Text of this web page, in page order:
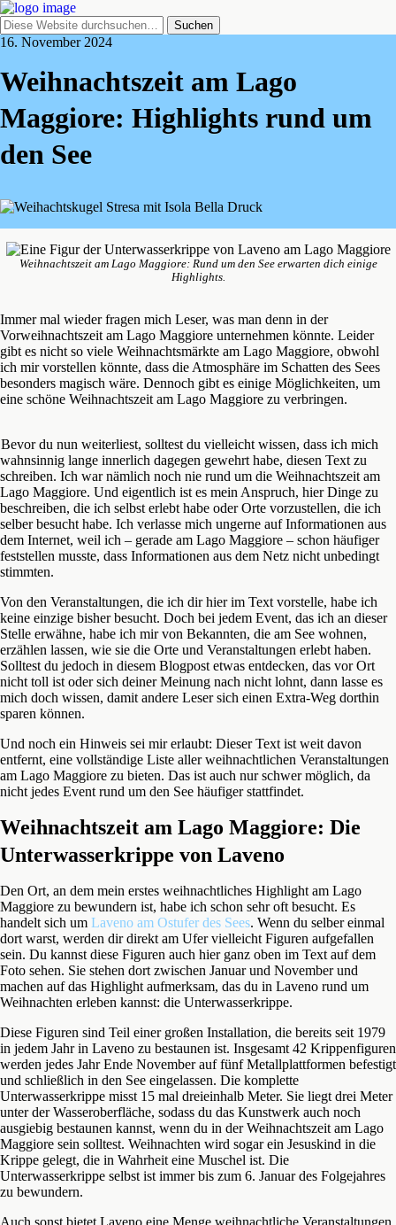
16. November 2024
Weihnachtszeit am Lago
Maggiore: Highlights rund um
den See
Weihnachtszeit am Lago Maggiore: Rund um den See erwarten dich einige
Highlights.
Immer mal wieder fragen mich Leser, was man denn in der
Vorweihnachtszeit am Lago Maggiore unternehmen könnte. Leider
gibt es nicht so viele Weihnachtsmärkte am Lago Maggiore, obwohl
ich mir vorstellen könnte, dass die Atmosphäre im Schatten des Sees
besonders magisch wäre. Dennoch gibt es einige Möglichkeiten, um
eine schöne Weihnachtszeit am Lago Maggiore zu verbringen.
Bevor du nun weiterliest, solltest du vielleicht wissen, dass ich mich
wahnsinnig lange innerlich dagegen gewehrt habe, diesen Text zu
schreiben. Ich war nämlich noch nie rund um die Weihnachtszeit am
Lago Maggiore. Und eigentlich ist es mein Anspruch, hier Dinge zu
beschreiben, die ich selbst erlebt habe oder Orte vorzustellen, die ich
selber besucht habe. Ich verlasse mich ungerne auf Informationen aus
dem Internet, weil ich – gerade am Lago Maggiore – schon häufiger
feststellen musste, dass Informationen aus dem Netz nicht unbedingt
stimmten.
Von den Veranstaltungen, die ich dir hier im Text vorstelle, habe ich
keine einzige bisher besucht. Doch bei jedem Event, das ich an dieser
Stelle erwähne, habe ich mir von Bekannten, die am See wohnen,
erzählen lassen, wie sie die Orte und Veranstaltungen erlebt haben.
Solltest du jedoch in diesem Blogpost etwas entdecken, das vor Ort
nicht toll ist oder sich deiner Meinung nach nicht lohnt, dann lasse es
mich doch wissen, damit andere Leser sich einen Extra-Weg dorthin
sparen können.
Und noch ein Hinweis sei mir erlaubt: Dieser Text ist weit davon
entfernt, eine vollständige Liste aller weihnachtlichen Veranstaltungen
am Lago Maggiore zu bieten. Das ist auch nur schwer möglich, da
nicht jedes Event rund um den See häufiger stattfindet.
Weihnachtszeit am Lago Maggiore: Die
Unterwasserkrippe von Laveno
Den Ort, an dem mein erstes weihnachtliches Highlight am Lago
Maggiore zu bewundern ist, habe ich schon sehr oft besucht. Es
handelt sich um Laveno am Ostufer des Sees. Wenn du selber einmal
dort warst, werden dir direkt am Ufer vielleicht Figuren aufgefallen
sein. Du kannst diese Figuren auch hier ganz oben im Text auf dem
Foto sehen. Sie stehen dort zwischen Januar und November und
machen auf das Highlight aufmerksam, das du in Laveno rund um
Weihnachten erleben kannst: die Unterwasserkrippe.
Diese Figuren sind Teil einer großen Installation, die bereits seit 1979
in jedem Jahr in Laveno zu bestaunen ist. Insgesamt 42 Krippenfiguren
werden jedes Jahr Ende November auf fünf Metallplattformen befestigt
und schließlich in den See eingelassen. Die komplette
Unterwasserkrippe misst 15 mal dreieinhalb Meter. Sie liegt drei Meter
unter der Wasseroberfläche, sodass du das Kunstwerk auch noch
ausgiebig bestaunen kannst, wenn du in der Weihnachtszeit am Lago
Maggiore sein solltest. Weihnachten wird sogar ein Jesuskind in die
Krippe gelegt, die in Wahrheit eine Muschel ist. Die
Unterwasserkrippe selbst ist immer bis zum 6. Januar des Folgejahres
zu bewundern.
Auch sonst bietet Laveno eine Menge weihnachtliche Veranstaltungen